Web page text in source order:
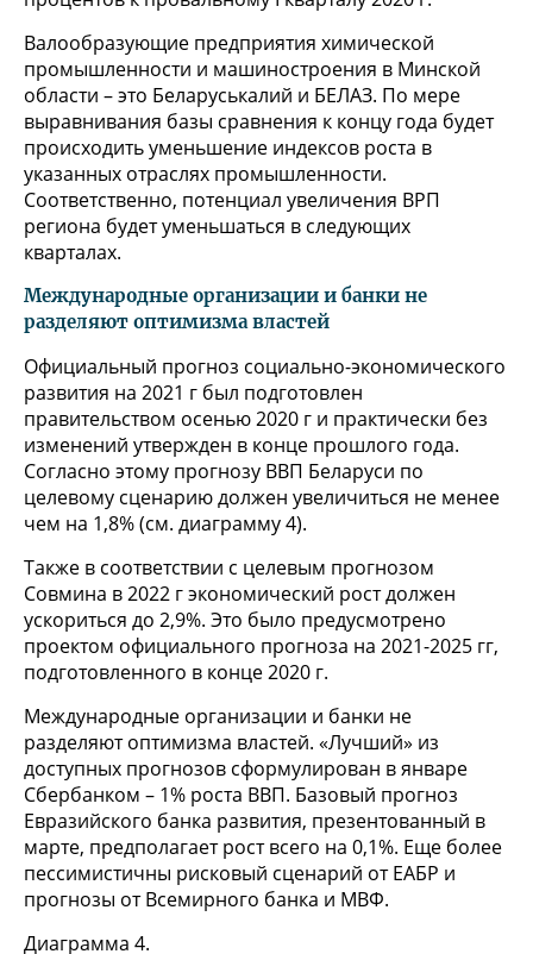
Валообразующие предприятия химической
промышленности и машиностроения в Минской
области – это Беларуськалий и БЕЛАЗ. По мере
выравнивания базы сравнения к концу года будет
происходить уменьшение индексов роста в
указанных отраслях промышленности.
Соответственно, потенциал увеличения ВРП
региона будет уменьшаться в следующих
кварталах.
Международные организации и банки не
разделяют оптимизма властей
Официальный прогноз социально-экономического
развития на 2021 г был подготовлен
правительством осенью 2020 г и практически без
изменений утвержден в конце прошлого года.
Согласно этому прогнозу ВВП Беларуси по
целевому сценарию должен увеличиться не менее
чем на 1,8% (см. диаграмму 4).
Также в соответствии с целевым прогнозом
Совмина в 2022 г экономический рост должен
ускориться до 2,9%. Это было предусмотрено
проектом официального прогноза на 2021-2025 гг,
подготовленного в конце 2020 г.
Международные организации и банки не
разделяют оптимизма властей. «Лучший» из
доступных прогнозов сформулирован в январе
Сбербанком – 1% роста ВВП. Базовый прогноз
Евразийского банка развития, презентованный в
марте, предполагает рост всего на 0,1%. Еще более
пессимистичны рисковый сценарий от ЕАБР и
прогнозы от Всемирного банка и МВФ.
Диаграмма 4.